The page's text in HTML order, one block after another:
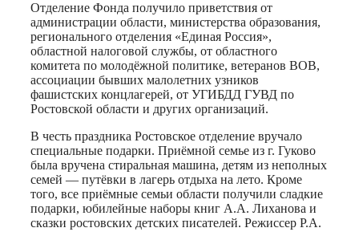
Отделение Фонда получило приветствия от
администрации области, министерства образования,
регионального отделения «Единая Россия»,
областной налоговой службы, от областного
комитета по молодёжной политике, ветеранов ВОВ,
ассоциации бывших малолетних узников
фашистских концлагерей, от УГИБДД ГУВД по
Ростовской области и других организаций.
В честь праздника Ростовское отделение вручало
специальные подарки. Приёмной семье из г. Гуково
была вручена стиральная машина, детям из неполных
семей — путёвки в лагерь отдыха на лето. Кроме
того, все приёмные семьи области получили сладкие
подарки, юбилейные наборы книг А.А. Лиханова и
сказки ростовских детских писателей. Режиссер Р.А.